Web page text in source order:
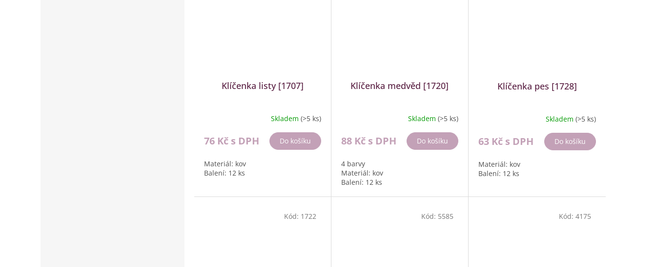
Klíčenka listy [1707]
Skladem (>5 ks)
76 Kč s DPH Do košíku
Materiál: kov
Balení: 12 ks
Klíčenka medvěd [1720]
Skladem (>5 ks)
88 Kč s DPH Do košíku
4 barvy
Materiál: kov
Balení: 12 ks
Klíčenka pes [1728]
Skladem (>5 ks)
63 Kč s DPH Do košíku
Materiál: kov
Balení: 12 ks
Kód: 1722 Kód: 5585 Kód: 4175